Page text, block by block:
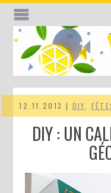
12.11.2013 | DIY
DIY : UN